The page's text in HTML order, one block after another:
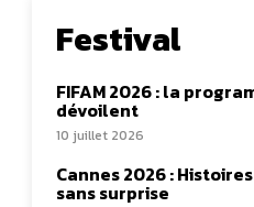
Festival
FIFAM 2026 : la
dévoilent
10 juillet 2026
Cannes 2026 :
sans surprise